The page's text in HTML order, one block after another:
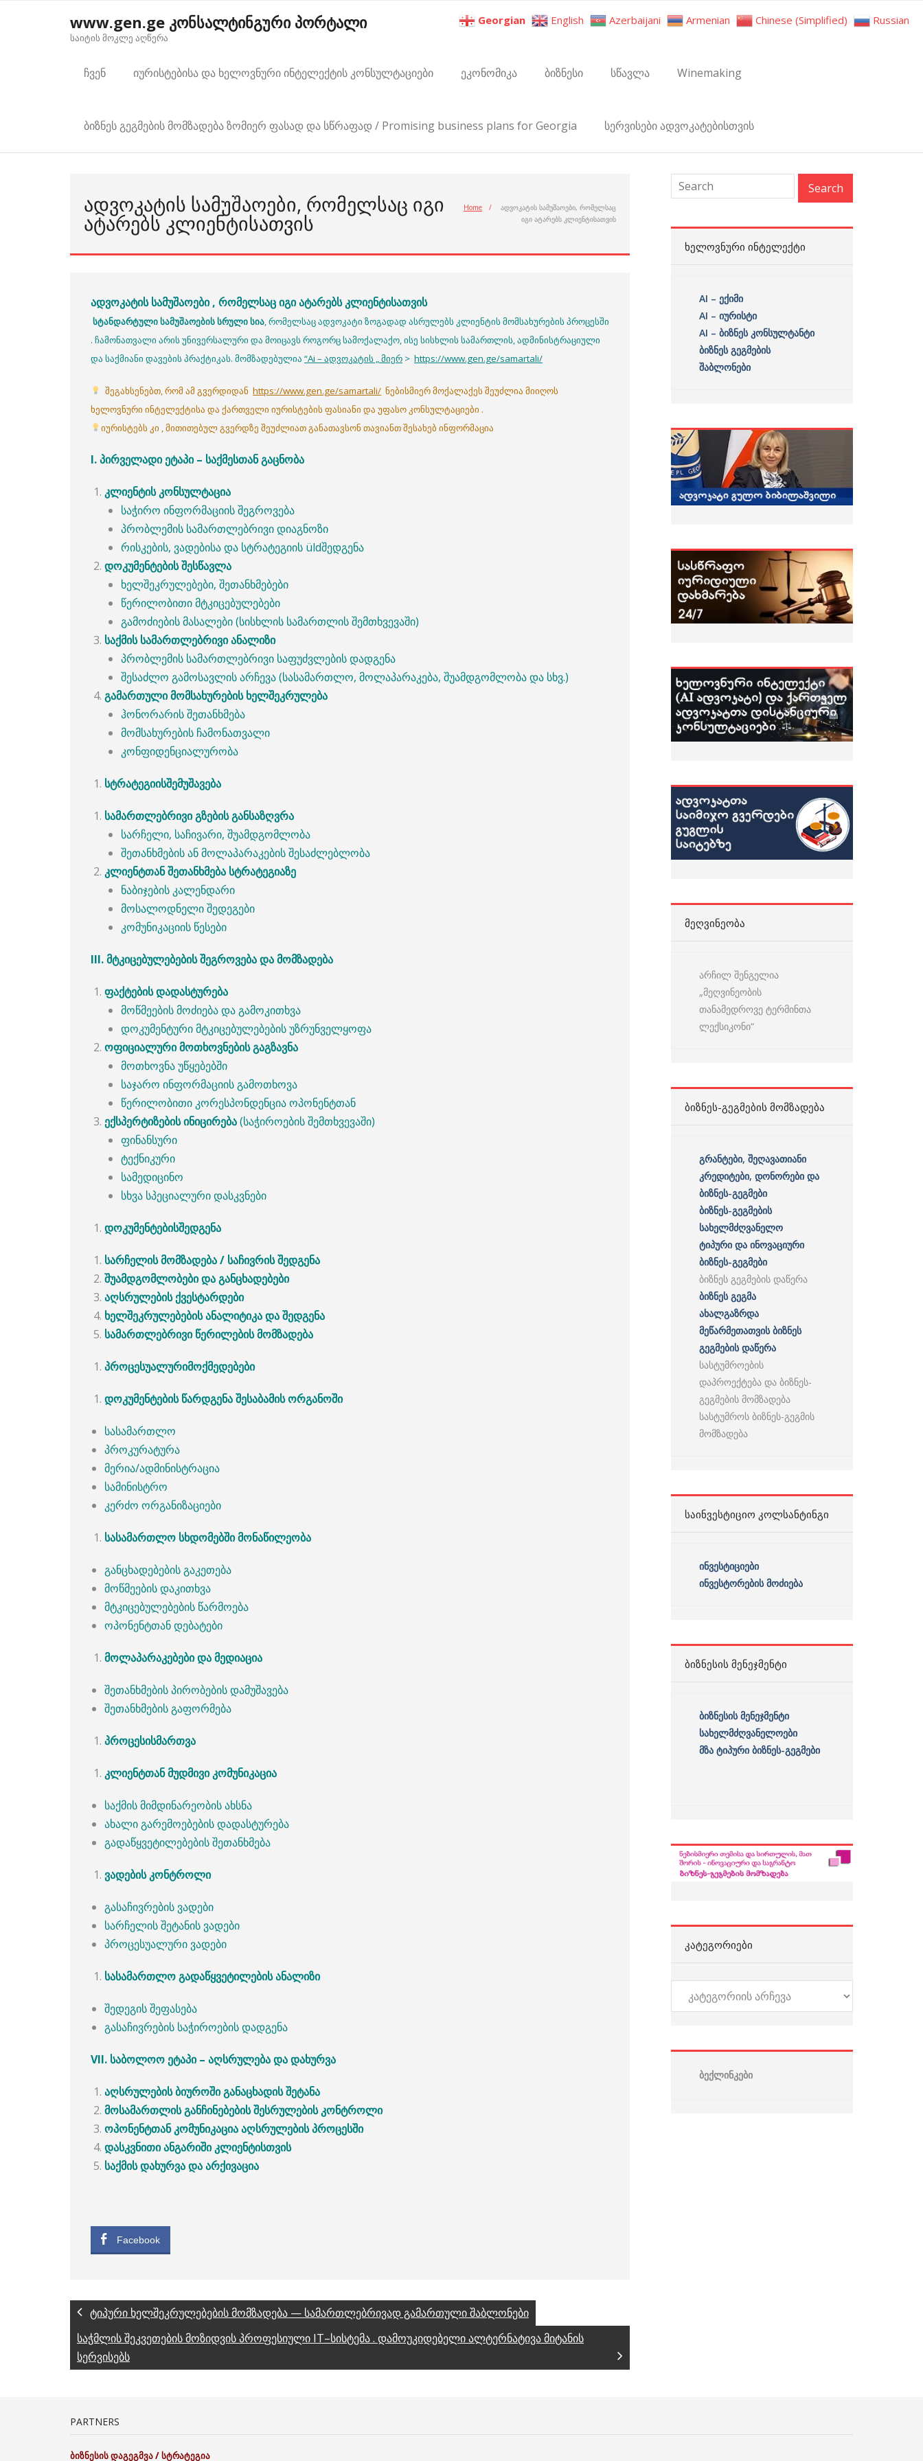
www.gen.ge კონსალტინგური პორტალი
საიტის მოკლე აღწერა
ჩვენ იურისტებისა და ხელოვნური ინტელექტის კონსულტაციები ეკონომიკა ბიზნესი სწავლა Winemaking
ბიზნეს გეგმების მომზადება ზომიერ ფასად და სწრაფად / Promising business plans for Georgia სერვისები ადვოკატებისთვის
ᲐᲓᲕᲝᲙᲐᲢᲘᲡ ᲡᲐᲛᲣᲨᲐᲝᲔᲑᲘ, ᲠᲝᲛᲔᲚᲡᲐᲪ ᲘᲒᲘ
ᲐᲢᲐᲠᲔᲑᲡ ᲙᲚᲘᲔᲜᲢᲘᲡᲐᲗᲕᲘᲡ
Home /
ადვოკატის სამუშაოები, რომელსაც
იგი ატარებს კლიენტისათვის
ადვოკატის სამუშაოები , რომელსაც იგი ატარებს კლიენტისათვის
სტანდარტულისამუშაოებისსრულისია, რომელსაც ადვოკატი ზოგადად ასრულებს კლიენტის მომსახურების პროცესში
. ჩამონათვალი არის უნივერსალური და მოიცავს როგორც სამოქალაქო, ისე სისხლის სამართლის, ადმინისტრაციული
და საქმიანი დავების პრაქტიკას. მომზადებულია “Ai – ადვოკატის „ მიერ > https://www.gen.ge/samartali/
შეგახსენებთ, რომ ამ გვერდიდანhttps://www.gen.ge/samartali/ ნებისმიერ მოქალაქეს შეუძლია მიიღოს
ხელოვნური ინტელექტისა და ქართველი იურისტების ფასიანი და უფასო კონსულტაციები .
იურისტებს კი , მითითებულ გვერდზე შეუძლიათ განათავსონ თავიანთ შესახებ ინფორმაცია
I.პირველადიეტაპი– საქმესთანგაცნობა
კლიენტისკონსულტაცია
საჭირო ინფორმაციის შეგროვება
პრობლემის სამართლებრივი დიაგნოზი
რისკების, ვადებისა და სტრატეგიის üldშედგენა
დოკუმენტებისშესწავლა
ხელშეკრულებები, შეთანხმებები
წერილობითი მტკიცებულებები
გამოძიების მასალები (სისხლის სამართლის შემთხვევაში)
საქმის სამართლებრივიანალიზი
პრობლემის სამართლებრივი საფუძვლების დადგენა
შესაძლო გამოსავლის არჩევა (სასამართლო, მოლაპარაკება, შუამდგომლობა და სხვ.)
გამართულიმომსახურების ხელშეკრულება
ჰონორარის შეთანხმება
მომსახურების ჩამონათვალი
კონფიდენციალურობა
სტრატეგიისშემუშავება
სამართლებრივიგზებისგანსაზღვრა
სარჩელი, საჩივარი, შუამდგომლობა
შეთანხმების ან მოლაპარაკების შესაძლებლობა
კლიენტთანშეთანხმება სტრატეგიაზე
ნაბიჯების კალენდარი
მოსალოდნელი შედეგები
კომუნიკაციის წესები
III.მტკიცებულებებისშეგროვებადამომზადება
ფაქტებისდადასტურება
მოწმეების მოძიება და გამოკითხვა
დოკუმენტური მტკიცებულებების უზრუნველყოფა
ოფიციალურიმოთხოვნებისგაგზავნა
მოთხოვნა უწყებებში
საჯარო ინფორმაციის გამოთხოვა
წერილობითი კორესპონდენცია ოპონენტთან
ექსპერტიზებისინიცირება(საჭიროების შემთხვევაში)
ფინანსური
ტექნიკური
სამედიცინო
სხვა სპეციალური დასკვნები
დოკუმენტებისშედგენა
სარჩელისმომზადება/ საჩივრისშედგენა
შუამდგომლობებიდაგანცხადებები
აღსრულებისქვესტარდები
ხელშეკრულებებისანალიტიკადაშედგენა
სამართლებრივი წერილებისმომზადება
პროცესუალურიმოქმედებები
დოკუმენტების წარდგენაშესაბამისორგანოში
სასამართლო
პროკურატურა
მერია/ადმინისტრაცია
სამინისტრო
კერძო ორგანიზაციები
სასამართლო სხდომებშიმონაწილეობა
განცხადებების გაკეთება
მოწმეების დაკითხვა
მტკიცებულებების წარმოება
ოპონენტთან დებატები
მოლაპარაკებებიდამედიაცია
შეთანხმების პირობების დამუშავება
შეთანხმების გაფორმება
პროცესისმართვა
კლიენტთანმუდმივიკომუნიკაცია
საქმის მიმდინარეობის ახსნა
ახალი გარემოებების დადასტურება
გადაწყვეტილებების შეთანხმება
ვადებისკონტროლი
გასაჩივრების ვადები
სარჩელის შეტანის ვადები
პროცესუალური ვადები
სასამართლოგადაწყვეტილებისანალიზი
შედეგის შეფასება
გასაჩივრების საჭიროების დადგენა
VII. საბოლოოეტაპი– აღსრულებადადახურვა
აღსრულებისბიუროშიგანაცხადისშეტანა
მოსამართლისგანჩინებებისშესრულებისკონტროლი
ოპონენტთანკომუნიკაციააღსრულებისპროცესში
დასკვნითიანგარიშიკლიენტისთვის
საქმისდახურვადაარქივაცია
Facebook
ტიპური ხელშეკრულებების მომზადება — სამართლებრივად გამართული შაბლონები
საჭმლის შეკვეთების მოზიდვის პროფესიული IT–სისტემა . დამოუკიდებელი ალტერნატივა მიტანის
სერვისებს
ᲮᲔᲚᲝᲕᲜᲣᲠᲘ ᲘᲜᲢᲔᲚᲔᲥᲢᲘ
AI – ექიმი
AI – იურისტი
AI – ბიზნეს კონსულტანტი
ბიზნეს გეგმების
შაბლონები
ᲛᲔᲦᲕᲘᲜᲔᲝᲑᲐ
არჩილ შენგელია
„მეღვინეობის
თანამედროვე ტერმინთა
ლექსიკონი“
ᲑᲘᲖᲜᲔᲡ-ᲒᲔᲒᲛᲔᲑᲘᲡ ᲛᲝᲛᲖᲐᲓᲔᲑᲐ
გრანტები, შეღავათიანი
კრედიტები, დონორები და
ბიზნეს-გეგმები
ბიზნეს-გეგმების
სახელმძღვანელო
ტიპური და ინოვაციური
ბიზნეს-გეგმები
ბიზნეს გეგმების დაწერა
ბიზნეს გეგმა
ახალგაზრდა
მეწარმეთათვის ბიზნეს
გეგმების დაწერა
სასტუმროების
დაპროექტება და ბიზნეს-
გეგმების მომზადება
სასტუმროს ბიზნეს-გეგმის
მომზადება
ᲡᲐᲘᲜᲕᲔᲡᲢᲘᲪᲘᲝ ᲙᲝᲚᲡᲐᲜᲢᲘᲜᲒᲘ
ინვესტიციები
ინვესტორების მოძიება
ᲑᲘᲖᲜᲔᲡᲘᲡ ᲛᲔᲜᲔᲯᲛᲔᲜᲢᲘ
ბიზნესისმენეჯმენტი
სახელმძღვანელოები
მზა ტიპური ბიზნეს-გეგმები
ᲙᲐᲢᲔᲒᲝᲠᲘᲔᲑᲘ
კატეგორიები
ბექლინკები
PARTNERS
ბიზნესისდაგეგმვა/სტრატეგია
Georgian English Azerbaijani Armenian Chinese (Simplified) Russian